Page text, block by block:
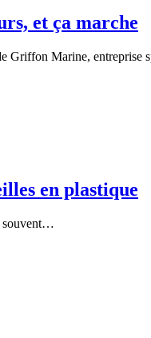
et ça marche
Griffon Marine, entreprise
en plastique
souvent…